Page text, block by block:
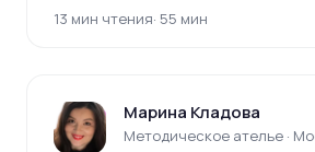
13 мин чтения· 55 мин
Марина Кладова
Методическое ателье ·